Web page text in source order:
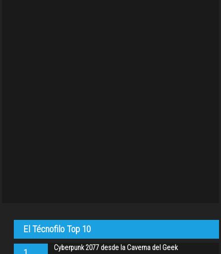
El Técnofilo Top 10
Cyberpunk 2077 desde la Caverna del Geek